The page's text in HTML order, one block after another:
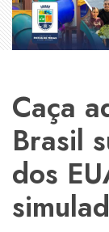
Caça
Brasil
dos